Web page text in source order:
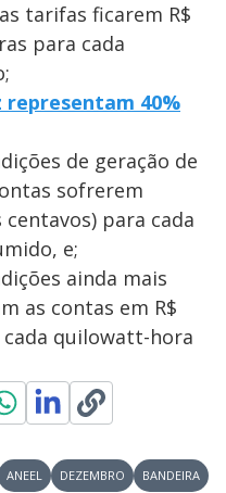
tarifas ficarem R$
para cada
40%
de geração de
sofrerem
para cada
e;
ainda mais
as contas em R$
cada quilowatt-hora
ANEEL DEZEMBRO BANDEIRA